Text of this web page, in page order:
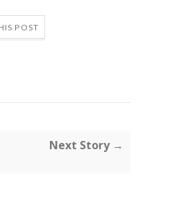
POST
Next Story →